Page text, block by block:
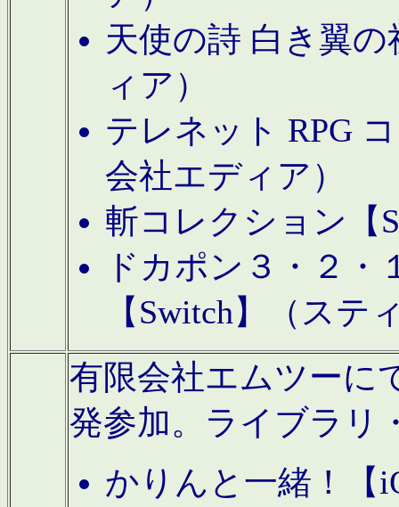
天使の詩 白き翼
ィア）
テレネット RPG
会社エディア）
斬コレクション【
ドカポン３・２
【Switch】（ステ
有限会社エムツーに
発参加。ライブラリ
かりんと一緒！【